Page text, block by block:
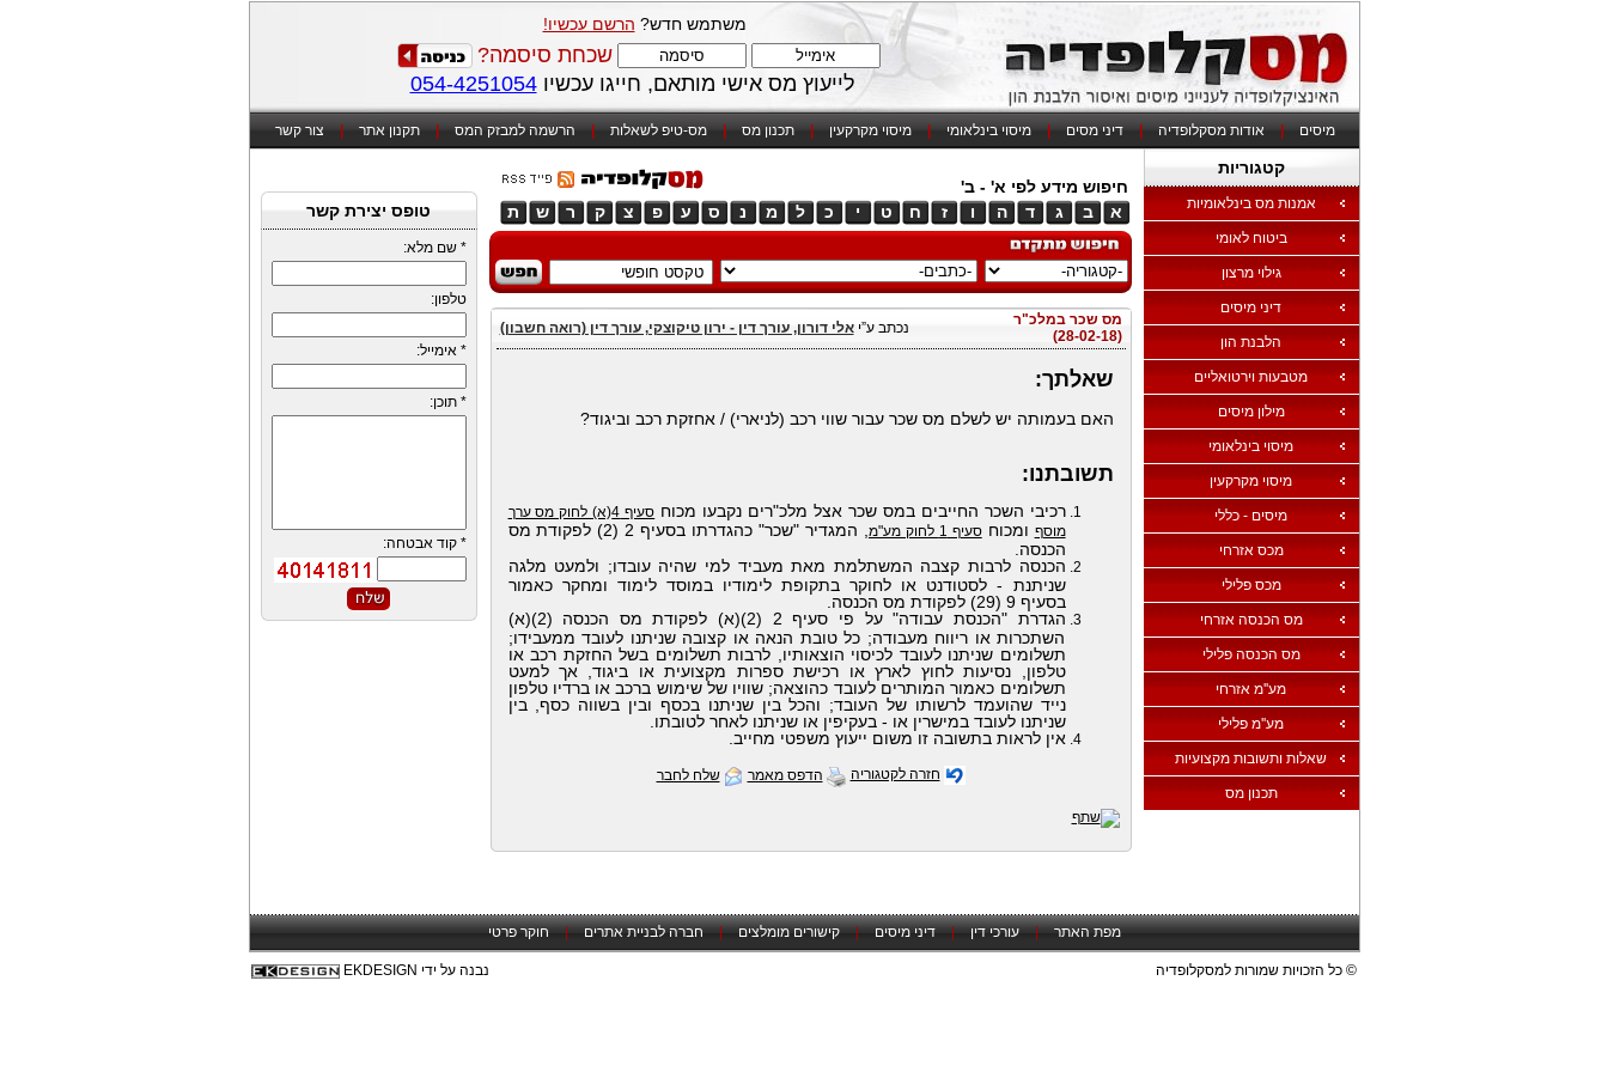
משתמש חדש? הרשם עכשיו!
שכחת סיסמה?
לייעוץ מס אישי מותאם, חייגו עכשיו054-4251054
מיסים אודות מסקלופדיה דיני מסים מיסוי בינלאומי מיסוי מקרקעין תכנון מס מס-טיפ לשאלות הרשמה למבזק המס תקנון אתר צור קשר
קטגוריות
אמנות מס בינלאומיות
ביטוח לאומי
גילוי מרצון
דיני מיסים
הלבנת הון
מטבעות וירטואליים
מילון מיסים
מיסוי בינלאומי
מיסוי מקרקעין
מיסים - כללי
מכס אזרחי
מכס פלילי
מס הכנסה אזרחי
מס הכנסה פלילי
מע''מ אזרחי
מע''מ פלילי
שאלות ותשובות מקצועיות
תכנון מס
טופס יצירת קשר
* שם מלא:
טלפון:
* אימייל:
* תוכן:
* קוד אבטחה:
חיפוש מידע לפי א' - ב'
א
ב ג ד ה ו ז ח ט י כ ל מ נ ס ע פ צ ק ר ש ת
מס שכר במלכ"ר
(28-02-18)
נכתב ע”יאלי דורון, עורך דין - ירון טיקוצקי, עורך דין (רואה חשבון)
שאלתך:
האם בעמותה יש לשלם מס שכר עבור שווי רכב (לניארי) / אחזקת רכב וביגוד?
תשובתנו:
רכיבי השכר החייבים במס שכר אצל מלכ"רים נקבעו מכוח
סעיף 4(א) לחוק מס ערך
מוסף ומכוחסעיף 1 לחוק מע"מ , המגדיר "שכר" כהגדרתו בסעיף 2 (2) לפקודת מס
הכנסה.
הכנסה לרבות קצבה המשתלמת מאת מעביד למי שהיה עובדו; ולמעט מלגה
שניתנת - לסטודנט או לחוקר בתקופת לימודיו במוסד לימוד ומחקר כאמור
בסעיף 9 (29) לפקודת מס הכנסה.
הגדרת "הכנסת עבודה" על פי סעיף 2 (2)(א) לפקודת מס הכנסה (2)(א)
השתכרות או ריווח מעבודה; כל טובת הנאה או קצובה שניתנו לעובד ממעבידו;
תשלומים שניתנו לעובד לכיסוי הוצאותיו, לרבות תשלומים בשל החזקת רכב או
טלפון, נסיעות לחוץ לארץ או רכישת ספרות מקצועית או ביגוד, אך למעט
תשלומים כאמור המותרים לעובד כהוצאה; שוויו של שימוש ברכב או ברדיו טלפון
נייד שהועמד לרשותו של העובד; והכל בין שניתנו בכסף ובין בשווה כסף, בין
שניתנו לעובד במישרין או - בעקיפין או שניתנו לאחר לטובתו.
אין לראות בתשובה זו משום ייעוץ משפטי מחייב.
חזרה לקטגוריה הדפס מאמר שלח לחבר
מפת האתר | עורכי דין | דיני מיסים | קישורים מומלצים | חברה לבניית אתרים | חוקר פרטי
© כל הזכויות שמורות למסקלופדיה נבנה על ידי EKDESIGN